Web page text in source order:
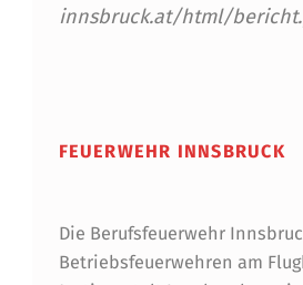
innsbruck.at/html/
FEUERWEHR INNSBRUCK
Die Berufsfeuerwehr
Betriebsfeuerwehren am